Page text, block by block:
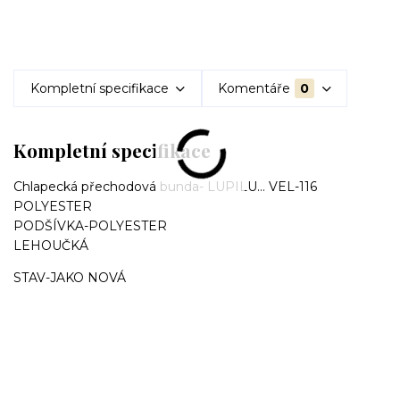
Kompletní specifikace Komentáře 0
Kompletní specifikace
Chlapecká přechodová bunda- LUPILU... VEL-116
POLYESTER
PODŠÍVKA-POLYESTER
LEHOUČKÁ
STAV-JAKO NOVÁ